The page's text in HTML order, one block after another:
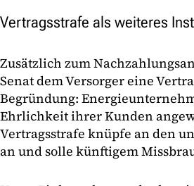
Vertragsstrafe als weiteres
Zusätzlich zum
Senat dem Versorger eine
Begründung:
Ehrlichkeit ihrer Kunden
Vertragsstrafe knüpfe an den
an und solle künftigem